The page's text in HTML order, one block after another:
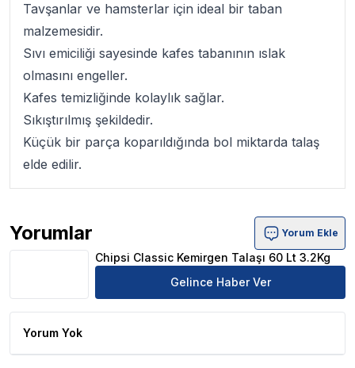
Tavşanlar ve hamsterlar için ideal bir taban
malzemesidir.
Sıvı emiciliği sayesinde kafes tabanının ıslak
olmasını engeller.
Kafes temizliğinde kolaylık sağlar.
Sıkıştırılmış şekildedir.
Küçük bir parça koparıldığında bol miktarda talaş
elde edilir.
Yorumlar
Chipsi Classic Kemirgen Talaşı 60 Lt 3.2Kg Ürün
Yorum Ekle
Chipsi Classic Kemirgen Talaşı 60 Lt 3.2Kg
Gelince Haber Ver
Yorum Yok